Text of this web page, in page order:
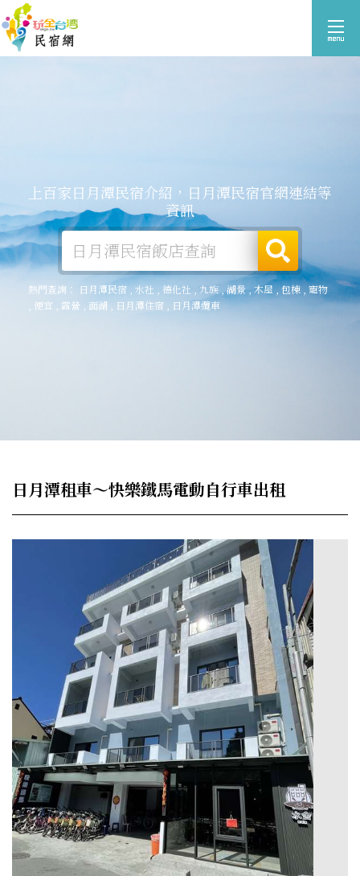
上百家日月潭民宿介紹，日月潭民宿官網連結等
資訊
熱門查詢： 日月潭民宿 水社 德化社 九族 , 湖景 木屋,包棟, 寵物
便宜 露營 面湖 日月潭住宿 日月潭纜車
日月潭租車～快樂鐵馬電動自行車出租